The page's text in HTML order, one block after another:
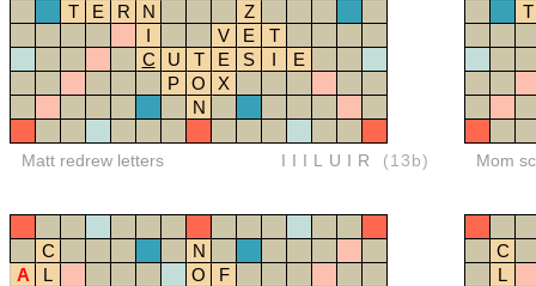
T
E R N
Z
I
V E
T
C
U T E S I
E
P O
X
N
Matt redrew letters IIILUIR (13b)
T
Mom
C
N
A
L O
F
C
L